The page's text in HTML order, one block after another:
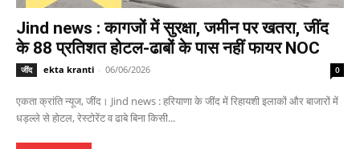
Jind news : कागजों में सुरक्षा, जमीन पर खतरा, जींद
के 88 प्रतिशत होटल-ढाबों के पास नहीं फायर NOC
जींद ekta kranti - 06/06/2026 0
एकता क्रांति न्यूज, जींद। Jind news : हरियाणा के जींद में रिहायशी इलाकों और बाजारों में
धड़ल्ले से होटल, रेस्टोरेंट व ढाबे बिना किसी...